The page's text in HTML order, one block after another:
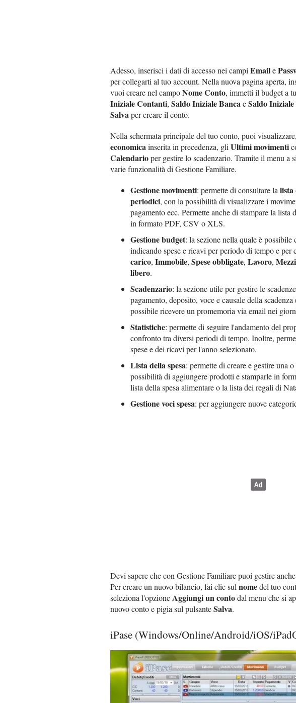
Adesso, inserisci i dati di accesso nei campi Emaile
per collegarti al tuo account. Nella nuova pagina aperta,
vuoi creare nel campoNome Conto, immetti il budget a
Iniziale Contanti, Saldo Iniziale Banca eSaldo
Salva per creare il conto.
Nella schermata principale del tuo conto, puoi
economica inserita in precedenza, gli Ultimi movimenti
Calendarioper gestire lo scadenzario. Tramite il menu a
varie funzionalità di Gestione Familiare.
Gestione movimenti: permette di consultare la lista
periodici, con la possibilità di visualizzare i
pagamento ecc. Permette anche di stampare la
in formato PDF, CSV o XLS.
Gestione budget: la sezione nella quale è
indicando spese e ricavi per periodo di tempo e per
carico, Immobile, Spese obbligate, Lavoro,
libero.
Scadenzario: la sezione utile per gestire le
pagamento, deposito, voce e causale della
possibile ricevere un promemoria via email nei
Statistiche: permette di seguire l'andamento del
confronto tra diversi periodi di tempo. Inoltre,
spese e dei ricavi per l'anno selezionato.
Lista della spesa: permette di creare e gestire una
possibilità di aggiungere prodotti e stamparle in
lista della spesa alimentare o la lista dei regali di
Gestione voci spesa: per aggiungere nuove
Devi sapere che con Gestione Familiare puoi gestire
Per creare un nuovo bilancio, fai clic sul nomedel tuo
seleziona l'opzione Aggiungi un contodal menu che si
nuovo conto e pigia sul pulsanteSalva.
iPase (Windows/Online/Android/iOS/